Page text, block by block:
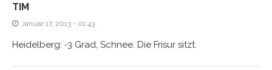
TIM
Januar 17, 2013 - 01:43
Heidelberg: -3 Grad, Schnee. Die Frisur sitzt.